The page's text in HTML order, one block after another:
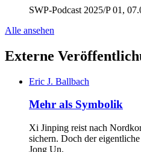
SWP-Podcast 2025/P 01,
Alle ansehen
Externe
Eric J. Ballbach
Mehr als Symbolik
Xi Jinping reist nach
sichern. Doch der
Jong Un.